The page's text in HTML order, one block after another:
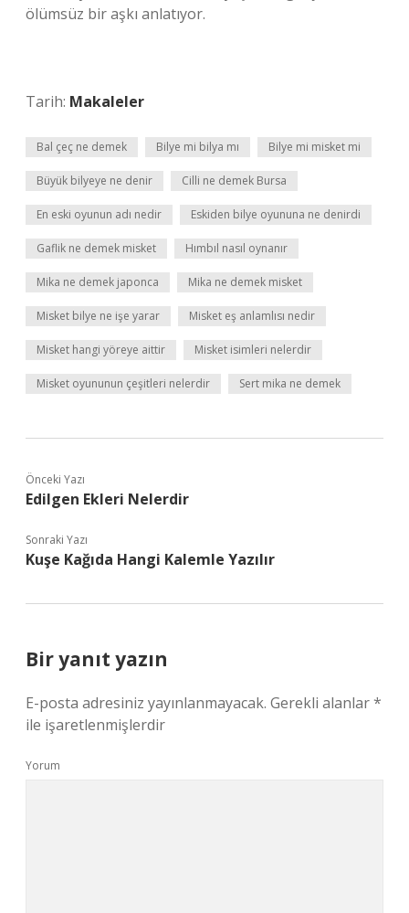
ölümsüz bir aşkı anlatıyor.
Tarih: Makaleler
Bal çeç ne demek Bilye mi bilya mı Bilye mi misket mi
Büyük bilyeye ne denir Cilli ne demek Bursa
En eski oyunun adı nedir Eskiden bilye oyununa ne denirdi
Gaflik ne demek misket Hımbıl nasıl oynanır
Mika ne demek japonca Mika ne demek misket
Misket bilye ne işe yarar Misket eş anlamlısı nedir
Misket hangi yöreye aittir Misket isimleri nelerdir
Misket oyununun çeşitleri nelerdir Sert mika ne demek
Önceki Yazı
Edilgen Ekleri Nelerdir
Sonraki Yazı
Kuşe Kağıda Hangi Kalemle Yazılır
Bir yanıt yazın
E-posta adresiniz yayınlanmayacak. Gerekli alanlar*
ile işaretlenmişlerdir
Yorum